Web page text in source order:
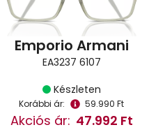
Emporio Armani
EA3237 6107
Készleten
Korábbi ár: 59.990 Ft
Akciós ár: 47.992 Ft